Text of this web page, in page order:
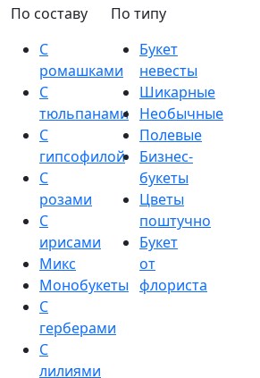
По составу
С
ромашками
С
тюльпанами
С
гипсофилой
С
розами
С
ирисами
Микс
Монобукеты
С
герберами
С
лилиями
По типу
Букет
невесты
Шикарные
Необычные
Полевые
Бизнес-
букеты
Цветы
поштучно
Букет
от
флориста